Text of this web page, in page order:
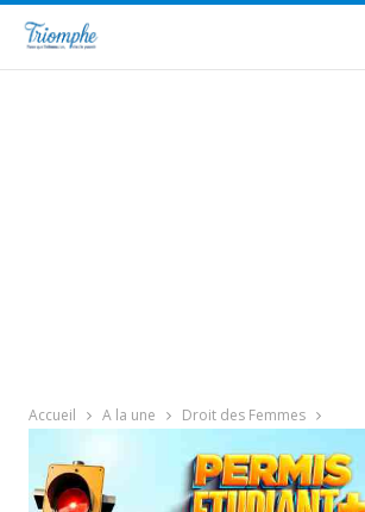
Accueil A la une Droit des Femmes